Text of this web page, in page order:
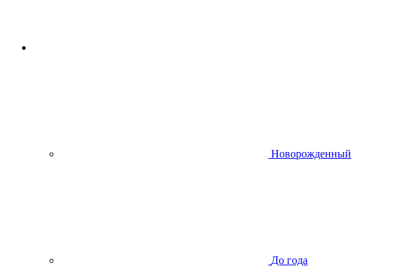
Новорожденный
До года